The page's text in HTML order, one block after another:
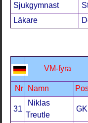
Sjukgymnast
Läkare
VM-fyra
Nr Namn
31
Niklas
Treutle
GK